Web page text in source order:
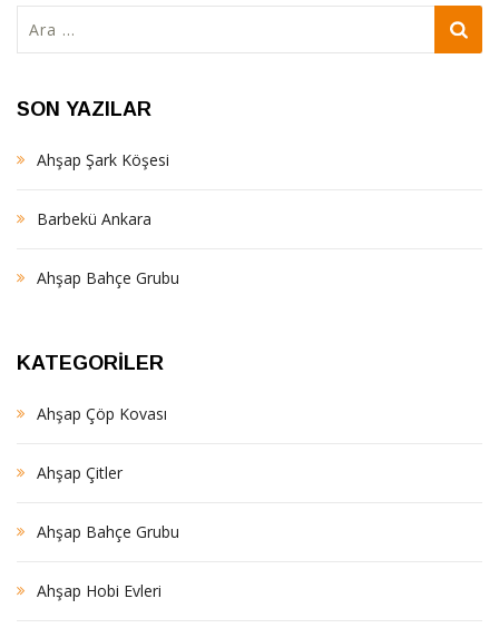
SON YAZILAR
Ahşap Şark Köşesi
Barbekü Ankara
Ahşap Bahçe Grubu
KATEGORILER
Ahşap Çöp Kovası
Ahşap Çitler
Ahşap Bahçe Grubu
Ahşap Hobi Evleri